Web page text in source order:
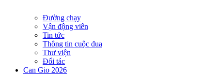
Đường chạy
Vận động viên
Tin tức
Thông tin cuộc đua
Thư viện
Đối tác
Can Gio 2026